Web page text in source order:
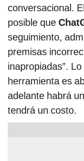
conversacional.
posible que
seguimiento,
premisas
inapropiadas”.
herramienta es
adelante habrá
tendrá un costo.